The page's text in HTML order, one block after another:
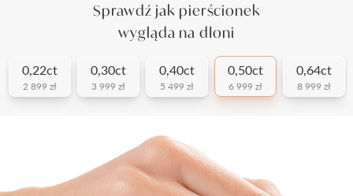
Sprawdź jak pierścionek
wygląda na dłoni
0,22ct
2 899 zł
0,30ct
3 999 zł
0,40ct
5 499 zł
0,50ct
6 999 zł
0,64ct
8 999 zł